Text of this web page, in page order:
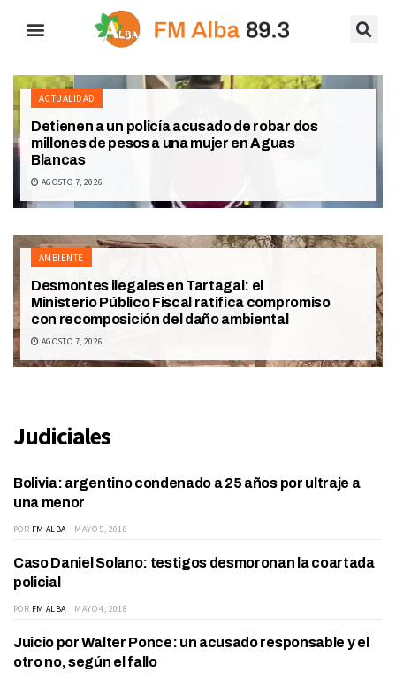
ACTUALIDAD
Detienen a un policía acusado de robar dos
millones de pesos a una mujer en Aguas
Blancas
AGOSTO 7, 2026
AMBIENTE
Desmontes ilegales en Tartagal: el
Ministerio Público Fiscal ratifica compromiso
con recomposición del daño ambiental
AGOSTO 7, 2026
Judiciales
INTERNACIONALES
Bolivia: argentino condenado a 25 años por ultraje a
una menor
POR FM ALBA MAYO 5, 2018
Caso Daniel Solano: testigos desmoronan la coartada
policial
POR FM ALBA MAYO 4, 2018
JUDICIALES
Juicio por Walter Ponce: un acusado responsable y el
otro no, según el fallo